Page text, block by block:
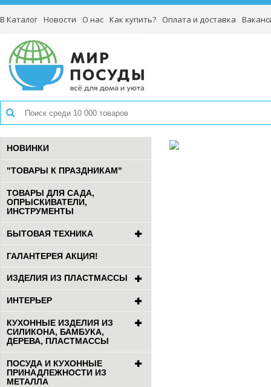
В Каталог Новости О нас Как купить? Оплата и доставка
НОВИНКИ
"ТОВАРЫ К ПРАЗДНИКАМ"
ТОВАРЫ ДЛЯ САДА,
ОПРЫСКИВАТЕЛИ,
ИНСТРУМЕНТЫ
БЫТОВАЯ ТЕХНИКА
ГАЛАНТЕРЕЯ АКЦИЯ!
ИЗДЕЛИЯ ИЗ ПЛАСТМАССЫ
ИНТЕРЬЕР
КУХОННЫЕ ИЗДЕЛИЯ ИЗ
СИЛИКОНА, БАМБУКА,
ДЕРЕВА, ПЛАСТМАССЫ
ПОСУДА И КУХОННЫЕ
ПРИНАДЛЕЖНОСТИ ИЗ
МЕТАЛЛА